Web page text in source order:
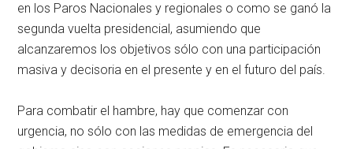
en los Paros Nacionales y regionales o como se ganó la
segunda vuelta presidencial, asumiendo que
alcanzaremos los objetivos sólo con una participación
masiva y decisoria en el presente y en el futuro del país.
Para combatir el hambre, hay que comenzar con
urgencia, no sólo con las medidas de emergencia del